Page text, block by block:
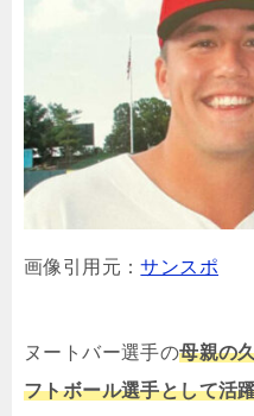
画像引用元：サンスポ
ヌートバー選手の母親の
フトボール選手として活